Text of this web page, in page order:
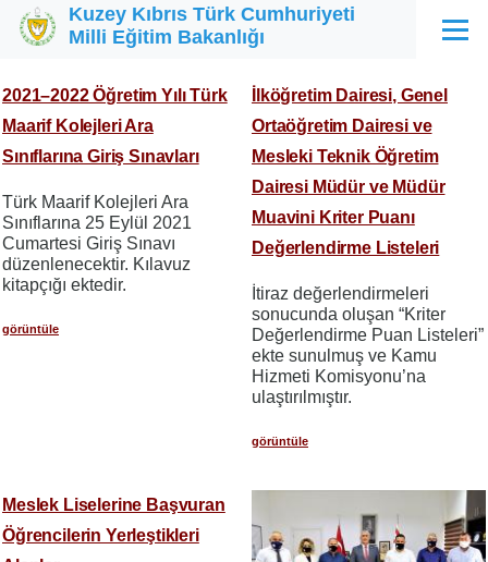
Ana içeriğe atla
Kuzey Kıbrıs Türk Cumhuriyeti
Milli Eğitim Bakanlığı
Menü
2021–2022 Öğretim Yılı Türk
Maarif Kolejleri Ara
Sınıflarına Giriş Sınavları
Türk Maarif Kolejleri Ara
Sınıflarına 25 Eylül 2021
Cumartesi Giriş Sınavı
düzenlenecektir. Kılavuz
kitapçığı ektedir.
görüntüle
İlköğretim Dairesi, Genel
Ortaöğretim Dairesi ve
Mesleki Teknik Öğretim
Dairesi Müdür ve Müdür
Muavini Kriter Puanı
Değerlendirme Listeleri
İtiraz değerlendirmeleri
sonucunda oluşan “Kriter
Değerlendirme Puan Listeleri”
ekte sunulmuş ve Kamu
Hizmeti Komisyonu’na
ulaştırılmıştır.
görüntüle
Meslek Liselerine Başvuran
Öğrencilerin Yerleştikleri